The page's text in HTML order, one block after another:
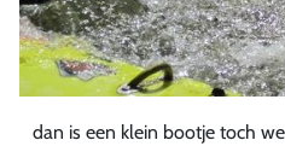
dan is een klein bootje toch